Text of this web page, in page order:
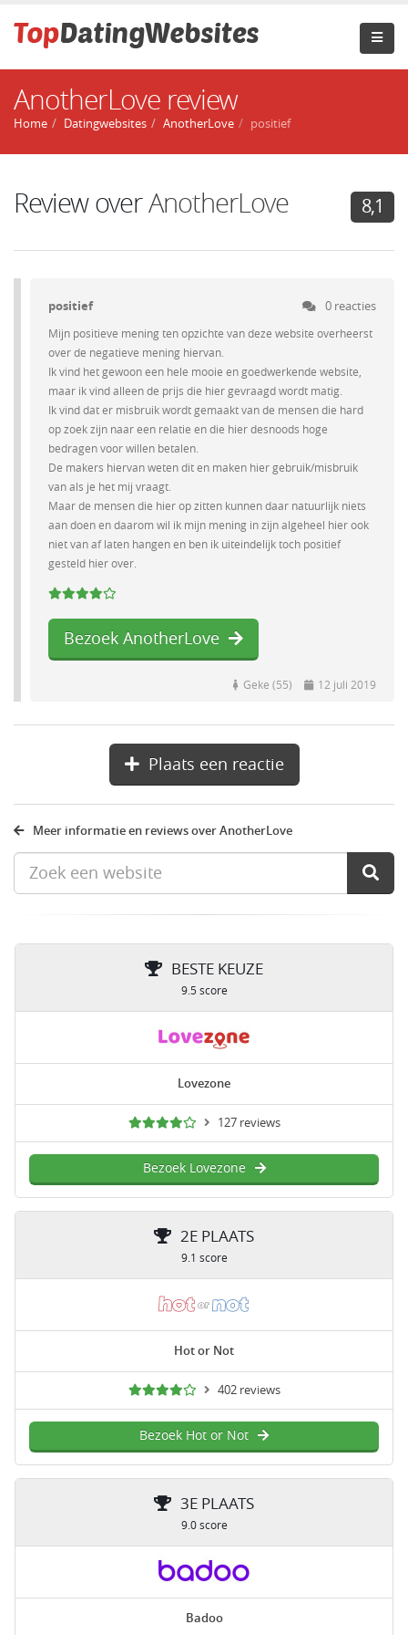
AnotherLove review
Home Datingwebsites AnotherLove positief
Review overAnotherLove 8,1
positief 0 reacties
Mijn positieve mening ten opzichte van deze website overheerst
over de negatieve mening hiervan.
Ik vind het gewoon een hele mooie en goedwerkende website,
maar ik vind alleen de prijs die hier gevraagd wordt matig.
Ik vind dat er misbruik wordt gemaakt van de mensen die hard
op zoek zijn naar een relatie en die hier desnoods hoge
bedragen voor willen betalen.
De makers hiervan weten dit en maken hier gebruik/misbruik
van als je het mij vraagt.
Maar de mensen die hier op zitten kunnen daar natuurlijk niets
aan doen en daarom wil ik mijn mening in zijn algeheel hier ook
niet van af laten hangen en ben ik uiteindelijk toch positief
gesteld hier over.
Bezoek AnotherLove
Geke (55) 12 juli 2019
Plaats een reactie
Meer informatie en reviews over AnotherLove
BESTE KEUZE
9.5 score
Lovezone
127 reviews
Bezoek Lovezone
2E PLAATS
9.1 score
Hot or Not
402 reviews
Bezoek Hot or Not
3E PLAATS
9.0 score
Badoo